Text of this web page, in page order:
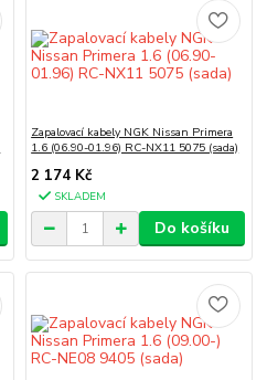
Zapalovací kabely NGK Nissan Primera
1.6 (06.90-01.96) RC-NX11 5075 (sada)
2 174 Kč
SKLADEM
Do košíku